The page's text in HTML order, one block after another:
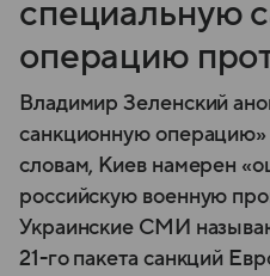
специальную
операцию
Владимир Зеленский
санкционную операцию»
словам, Киев намерен
российскую военную
Украинские СМИ
21-го пакета санкций